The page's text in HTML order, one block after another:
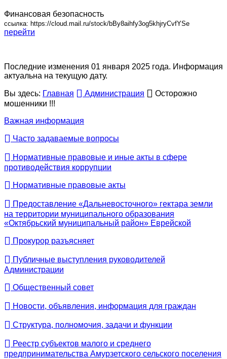
Финансовая безопасность
ссылка: https://cloud.mail.ru/stock/bBy8aihfy3og5khjryCvfYSe
перейти
Последние изменения 01 января 2025 года. Информация
актуальна на текущую дату.
Вы здесь: Главная Администрация
Осторожно
мошенники !!!
Важная информация
Часто задаваемые вопросы
Нормативные правовые и иные акты в сфере
противодействия коррупции
Нормативные правовые акты
Предоставление «Дальневосточного» гектара земли
на территории муниципального образования
«Октябрьский муниципальный район» Еврейской
Прокурор разъясняет
Публичные выступления руководителей
Администрации
Общественный совет
Новости, объявления, информация для граждан
Структура, полномочия, задачи и функции
Реестр субъектов малого и среднего
предпринимательства Амурзетского сельского поселения